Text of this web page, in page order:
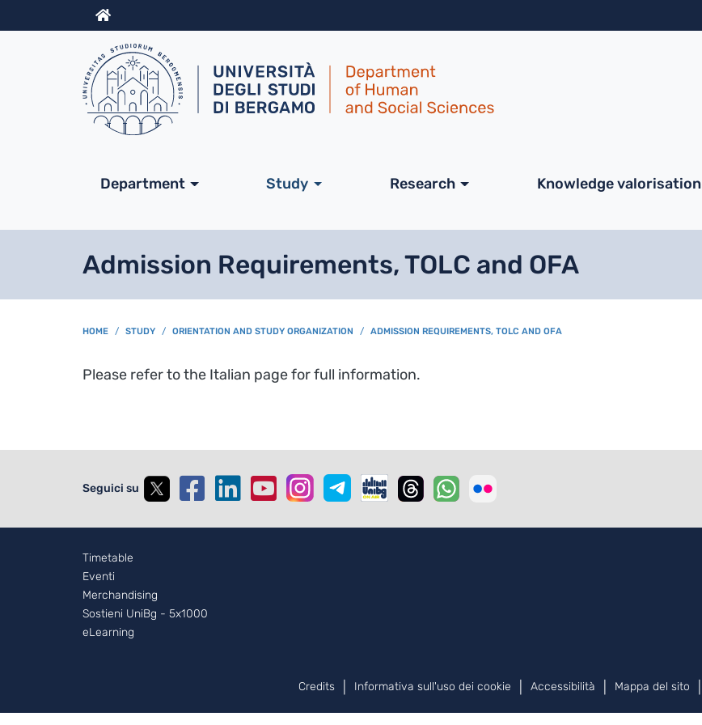
Info
Navigazione principale
Department Study Research Knowledge valorisation
Admission Requirements, TOLC and OFA
BREADCRUMB
HOME STUDY ORIENTATION AND STUDY ORGANIZATION ADMISSION REQUIREMENTS, TOLC AND OFA
Please refer to the Italian page for full information.
Seguici su
Footer - 2
Timetable
Eventi
Merchandising
Sostieni UniBg - 5x1000
eLearning
Credits Informativa sull'uso dei cookie Accessibilità Mappa del sito